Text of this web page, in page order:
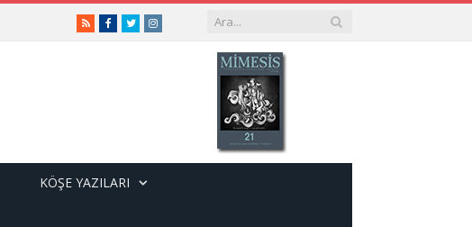
RSSFacebook
TwitterInstagram
KÖŞE YAZILARI